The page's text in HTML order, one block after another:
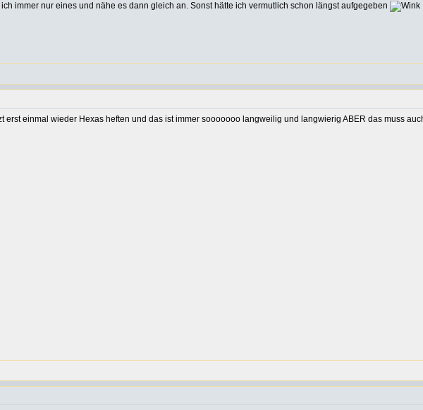
immer nur eines und nähe es dann gleich an. Sonst hätte ich vermutlich schon längst aufgegeben
einmal wieder Hexas heften und das ist immer sooooooo langweilig und langwierig ABER das muss